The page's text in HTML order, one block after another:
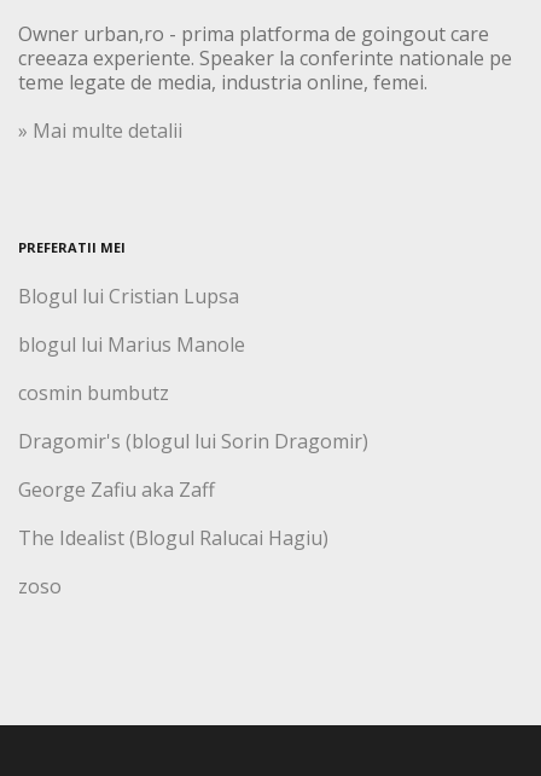
Owner urban,ro - prima platforma de goingout care
creeaza experiente. Speaker la conferinte nationale pe
teme legate de media, industria online, femei.
» Mai multe detalii
PREFERATII MEI
Blogul lui Cristian Lupsa
blogul lui Marius Manole
cosmin bumbutz
Dragomir's (blogul lui Sorin Dragomir)
George Zafiu aka Zaff
The Idealist (Blogul Ralucai Hagiu)
zoso